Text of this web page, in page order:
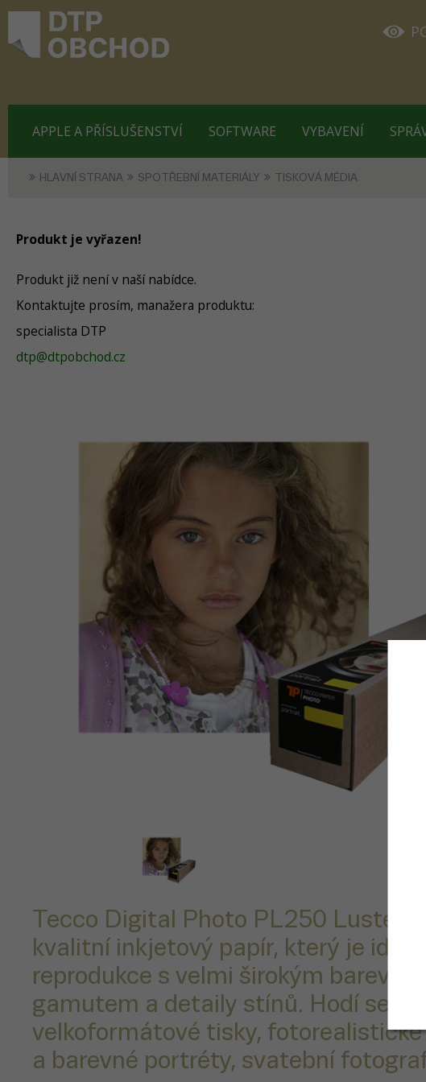
APPLE A PŘÍSLUŠENSTVÍ SOFTWARE VYBAVENÍ
HLAVNÍ STRANA SPOTŘEBNÍ MATERIÁLY TISKOVÁ MÉDIA
Produkt je vyřazen!
Produkt již není v naší nabídce.
Kontaktujte prosím, manažera produktu:
specialista DTP
dtp@dtpobchod.cz
Tecco Digital Photo PL250 Luster
kvalitní inkjetový papír, který je
reprodukce s velmi širokým barevným
gamutem a detaily stínů. Hodí se pro
velkoformátové tisky,
a barevné portréty, svatební